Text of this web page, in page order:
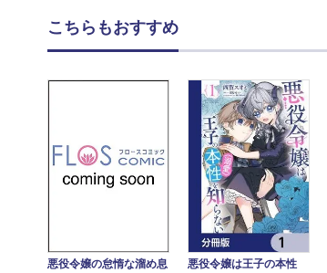
こちらもおすすめ
悪役令嬢の怠惰な溜め息
悪役令嬢は王子の本性